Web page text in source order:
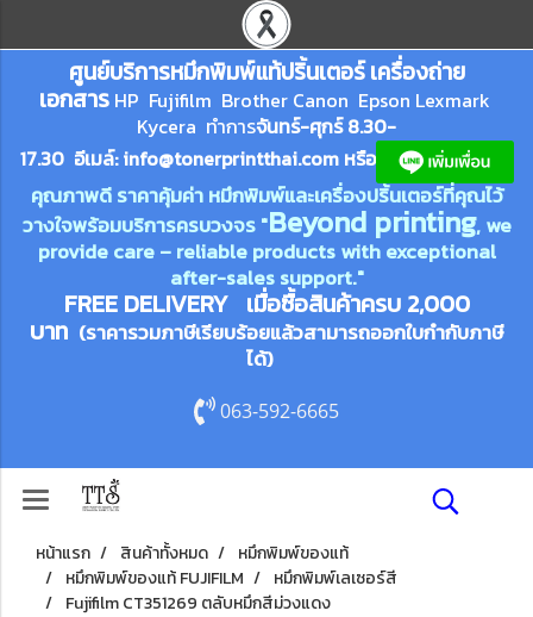
ศูนย์บริการหมึกพิมพ์แท้ปริ้นเตอร์ เครื่องถ่าย
เอกสาร HP Fujifilm Brother Canon Epson Lexmark
Kycera ทำการจันทร์-ศุกร์ 8.30-
17.30 อีเมล์:info@tonerprintthai.com หรือ
คุณภาพดี ราคาคุ้มค่า หมึกพิมพ์และเครื่องปริ้นเตอร์ที่คุณไว้
วางใจพร้อมบริการครบวงจร "Beyond printing, we
provide care – reliable products with exceptional
after-sales support."
FREE DELIVERY เมื่อซื้อสินค้าครบ 2,000
บาท (ราคารวมภาษีเรียบร้อยแล้วสามารถออกใบกำกับภาษี
ได้)
063-592-6665
หน้าแรก สินค้าทั้งหมด
หมึกพิมพ์ของแท้
หมึกพิมพ์ของแท้ FUJIFILM
หมึกพิมพ์เลเซอร์สี
Fujifilm CT351269 ตลับหมึกสีม่วงแดง